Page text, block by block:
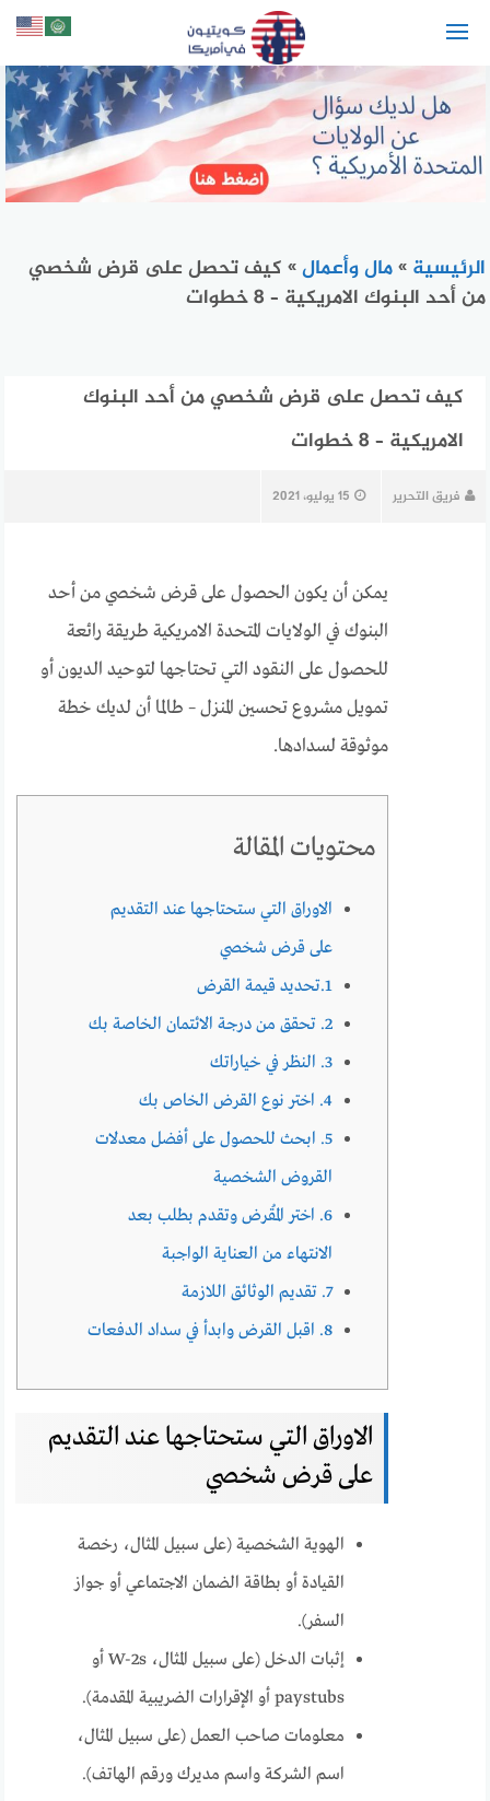
الرئيسية »مال وأعمال» كيف تحصل على قرض شخصي
من أحد البنوك الامريكية – 8 خطوات
كيف تحصل على قرض شخصي من أحد البنوك
الامريكية – 8 خطوات
فريق التحرير 15 يوليو، 2021
يمكن أن يكون الحصول على قرض شخصي من أحد
البنوك في الولايات المتحدة الامريكية طريقة رائعة
للحصول على النقود التي تحتاجها لتوحيد الديون أو
تمويل مشروع تحسين المنزل – طالما أن لديك خطة
موثوقة لسدادها.
محتويات المقالة
الاوراق التي ستحتاجها عند التقديم
على قرض شخصي
1.تحديد قيمة القرض
2. تحقق من درجة الائتمان الخاصة بك
3. النظر في خياراتك
4. اختر نوع القرض الخاص بك
5. ابحث للحصول على أفضل معدلات
القروض الشخصية
6. اختر المُقرض وتقدم بطلب بعد
الانتهاء من العناية الواجبة
7. تقديم الوثائق اللازمة
8. اقبل القرض وابدأ في سداد الدفعات
الاوراق التي ستحتاجها عند التقديم
على قرض شخصي
الهوية الشخصية (على سبيل المثال، رخصة
القيادة أو بطاقة الضمان الاجتماعي أو جواز
السفر).
إثبات الدخل (على سبيل المثال، W-2s أو
paystubs أو الإقرارات الضريبية المقدمة).
معلومات صاحب العمل (على سبيل المثال،
اسم الشركة واسم مديرك ورقم الهاتف).